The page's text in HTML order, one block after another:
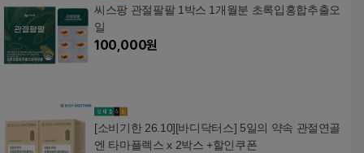
씨스팡 관절팔팔 1박스 1개월분 초록입홍합추출오
일
100,000원
[소비기한 26.10][바디닥터스] 5일의 약속 관절연골
엔 타마플렉스 x 2박스 +할인쿠폰